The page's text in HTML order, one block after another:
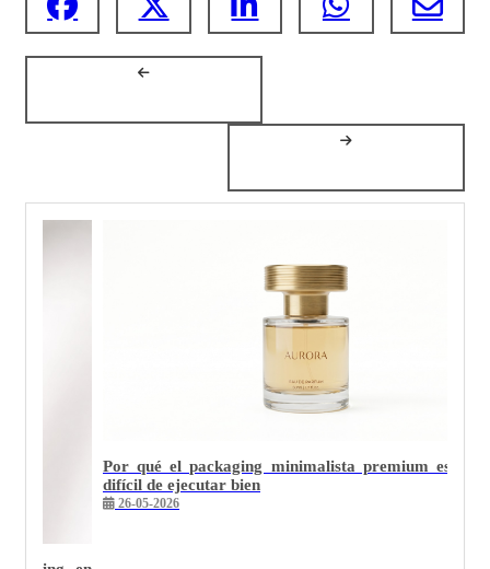
Por qué el packaging minimalista premium es el
difícil de ejecutar bien
26-05-2026